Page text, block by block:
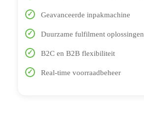
Geavanceerde inpakmachine
Duurzame fulfilment oplossingen
B2C en B2B flexibiliteit
Real-time voorraadbeheer